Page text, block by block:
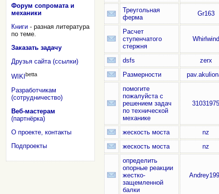
Форум сопромата и
механики
Книги - разная литература
по теме.
Заказать задачу
Друзья сайта (ссылки)
WIKI betta
Разработчикам
(сотрудничество)
Веб-мастерам
(партнёрка)
О проекте, контакты
Подпроекты
Треугольная
ферма
Gr163
Расчет
ступенчатого
стержня
Whirlwind
dsfs
zerx
Размерности
помогите
пожалуйста с
решением задач
по технической
механике
31031975
жескость моста
nz
жескость моста
nz
определить
опорные реакции
жестко-
защемленной
балки